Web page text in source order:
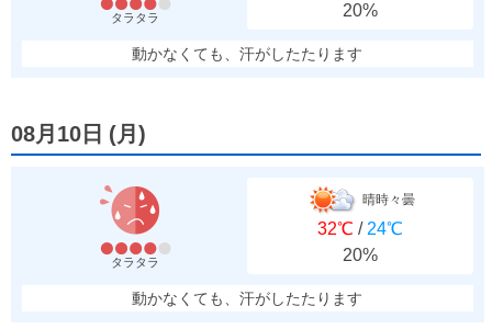
タラタラ
20%
動かなくても、汗がしたたります
08月10日 (月 )
タラタラ
晴時々曇
32℃ / 24℃
20%
動かなくても、汗がしたたります